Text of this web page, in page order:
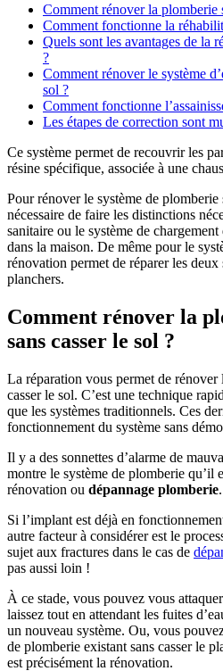
Comment rénover la plomberie
Comment fonctionne la
Quels sont les avantages de la
?
Comment rénover le système
sol ?
Comment fonctionne
Les étapes de correction sont
Ce système permet de recouvrir les
résine spécifique, associée à une
Pour rénover le système de
nécessaire de faire les distinctions
sanitaire ou le système de
dans la maison. De même pour le
rénovation permet de réparer les deux
planchers.
Comment rénover la
sans casser le sol ?
La réparation vous permet de rénover
casser le sol. C’est une technique
que les systèmes traditionnels. Ces
fonctionnement du système sans
Il y a des sonnettes d’alarme de
montre le système de plomberie qu’il
rénovation ou dépannage plomberie.
Si l’implant est déjà en
autre facteur à considérer est le
sujet aux fractures dans le cas de
pas aussi loin !
À ce stade, vous pouvez vous
laissez tout en attendant les fuites
un nouveau système. Ou, vous
de plomberie existant sans casser le
est précisément la rénovation.